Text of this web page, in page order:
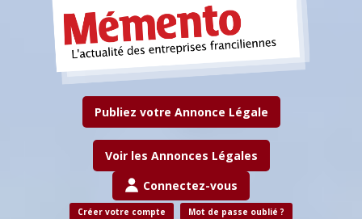
Publiez votre Annonce Légale
Voir les Annonces Légales
Connectez-vous
Créer votre compte Mot de passe oublié ?